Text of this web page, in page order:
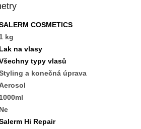
COSMETICS
1 kg
Lak na vlasy
typy vlasů
a konečná úprava
1000ml
Ne
Hi Repair